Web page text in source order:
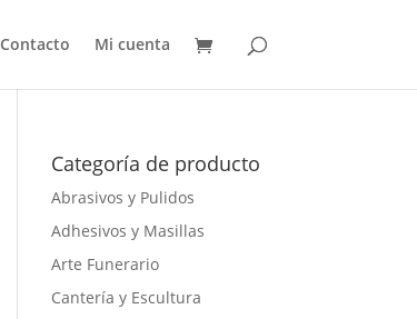
Contacto Mi cuenta
Categoría de producto
Abrasivos y Pulidos
Adhesivos y Masillas
Arte Funerario
Cantería y Escultura